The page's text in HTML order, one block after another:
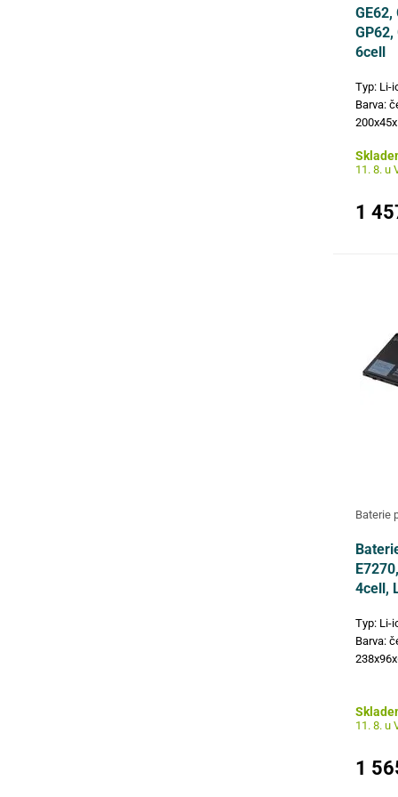
GE62,
GP62,
6cell
Typ: Li-
Barva:
modely:
11. 8. u
1
Baterie
4cell,
Typ: Li-
Barva:
MC34Y,
11. 8. u
1